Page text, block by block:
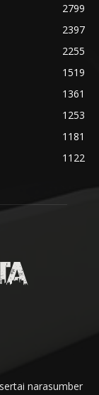
2799
2397
2255
1519
1361
1253
1181
1122
narasumber